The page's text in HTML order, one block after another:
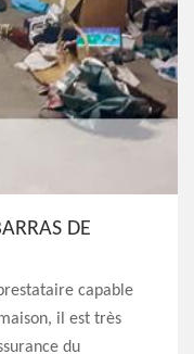
DE
capable
il est très
du